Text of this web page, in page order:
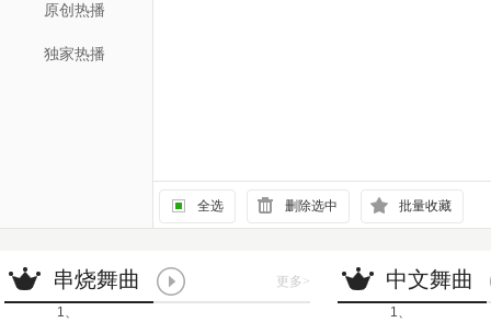
原创热播
独家热播
全选 删除选中 批量收藏
串烧舞曲 更多>
1、
中文舞曲
1、